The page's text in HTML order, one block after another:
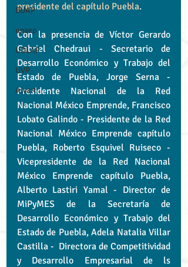
BUAP
upaep
UDLAP
UVP
Alvart
presidente del capítulo Puebla.
Con la presencia de Víctor Gerardo
Gabriel Chedraui - Secretario de
Desarrollo Económico y Trabajo del
Estado de Puebla, Jorge Serna -
Presidente Nacional de la Red
Nacional México Emprende, Francisco
Lobato Galindo - Presidente de la Red
Nacional México Emprende capítulo
Puebla, Roberto Esquivel Ruiseco -
Vicepresidente de la Red Nacional
México Emprende capítulo Puebla,
Alberto Lastiri Yamal - Director de
MiPyMES de la Secretaría de
Desarrollo Económico y Trabajo del
Estado de Puebla, Adela Natalia Villar
Castilla -  Directora de Competitividad
y Desarrollo Empresarial de ls